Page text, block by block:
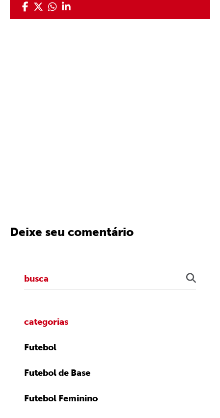
Deixe seu comentário
categorias
Futebol
Futebol de Base
Futebol Feminino